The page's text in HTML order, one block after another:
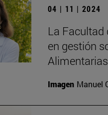
04 | 11 | 2024
La
en gestión
Alimentarias
Imagen Manuel